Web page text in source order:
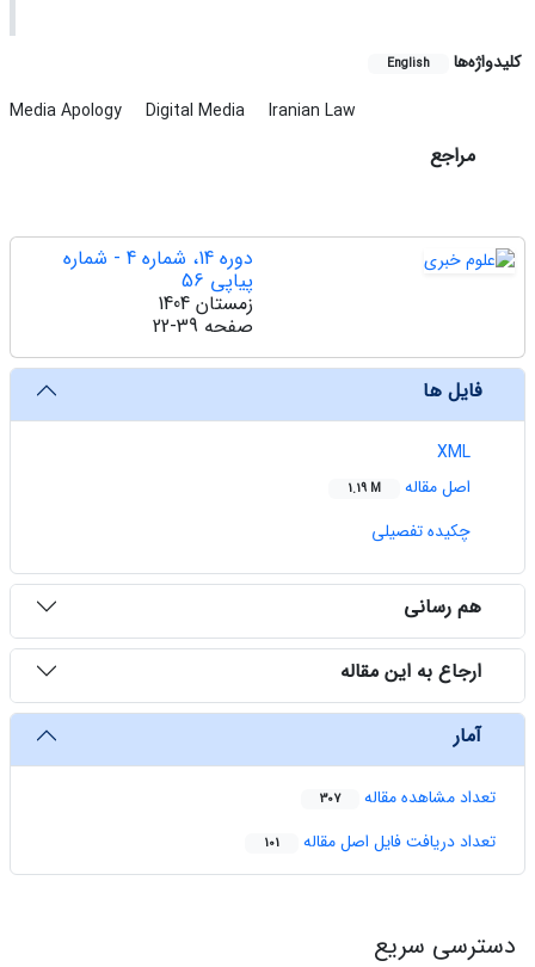
کلیدواژه‌ها English
Media Apology Digital Media Iranian Law
مراجع
دوره 14، شماره 4 - شماره
پیاپی 56
زمستان 1404
صفحه 22-39
فایل ها
XML
اصل مقاله
1.19 M
چکیده تفصیلی
هم رسانی
ارجاع به این مقاله
آمار
تعداد مشاهده مقاله 307
تعداد دریافت فایل اصل مقاله 101
دسترسی سریع